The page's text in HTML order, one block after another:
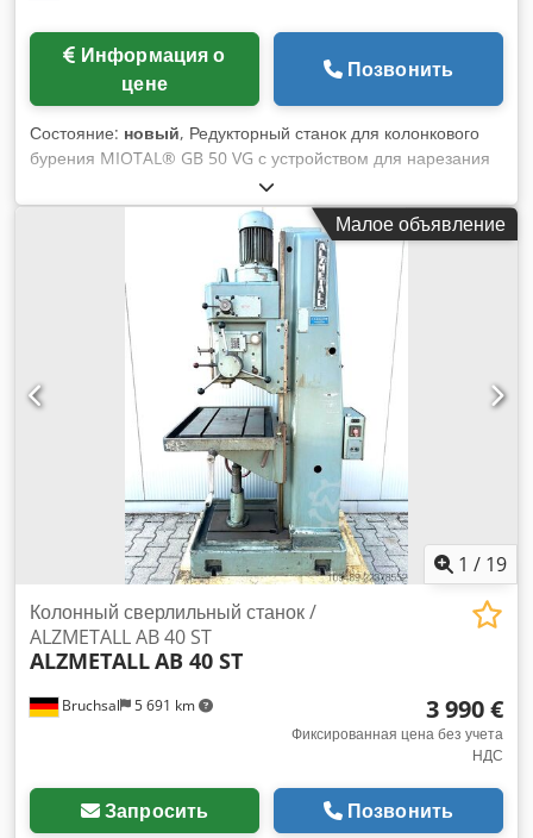
цене
Позвонить
Состояние: новый, Редукторный станок для колонкового
бурения MIOTAL® GB 50 VG с устройством для нарезания
резьбы Технические данные: Производительность
сверления: 50 мм Держатель инструмента: MK 4 ход
пиноли: 200 мм Возможность нарезания резьбы: M33
Торцевая фреза: 100 мм Концевая фреза: 25 мм глубина
горловины: 340 мм Размер стола: 600 x 600 мм Диаметр
колонны: 180 мм Количество Т-образных пазов: 2 Размер
Т-образного паза: 22 x 35 мм Мощность двигателя: 3 кВт
Dcsdpfx Anopxmlis Iek Масса, прибл.: 750 кг
Оборудование: - Устройство подачи СОЖ - Автоматическая
подача шпинделя - Устройство для нарезания резьбы -
Светодиодная подсветка станка - Регулируемый по высоте
защитный кожух - Поворотный стол - Ручная тонкая подача
- Защитный кожух шпинделя с концевым выключателем
Малое объявление
1 / 19
Bruchsal 5 691 km
Колонный сверлильный станок /
ALZMETALL AB 40 ST
ALZMETALLAB 40 ST
3 990 €
Фиксированная цена без учета
НДС
Запросить Позвонить